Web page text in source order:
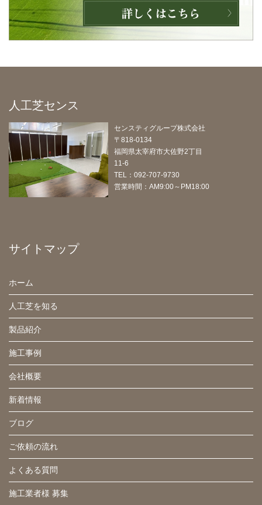
人工芝センス
センスティグループ株式会社
〒818-0134
福岡県太宰府市大佐野2丁目
11-6
TEL：092-707-9730
営業時間：AM9:00～PM18:00
サイトマップ
ホーム
人工芝を知る
製品紹介
施工事例
会社概要
新着情報
ブログ
ご依頼の流れ
よくある質問
施工業者様 募集